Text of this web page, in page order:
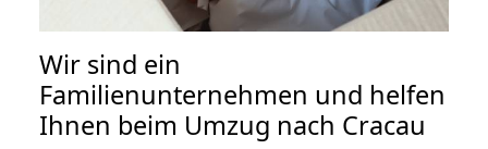
Wir sind ein
Familienunternehmen und helfen
Ihnen beim Umzug nach Cracau